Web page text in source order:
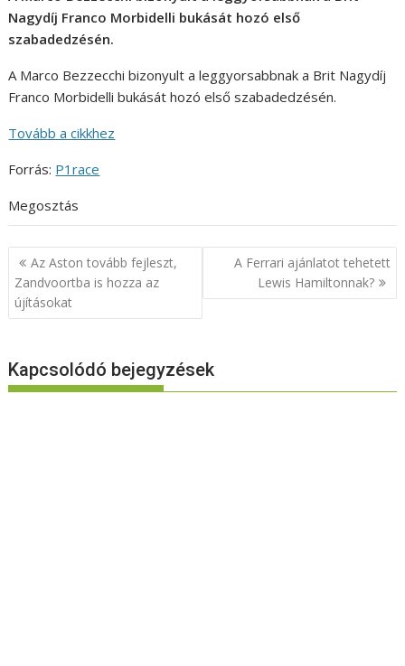
Nagydíj Franco Morbidelli bukását hozó első
szabadedzésén.
A Marco Bezzecchi bizonyult a leggyorsabbnak a Brit Nagydíj
Franco Morbidelli bukását hozó első szabadedzésén.
Tovább a cikkhez
Forrás: P1race
Megosztás
Bejegyzés
navigáció
Az Aston tovább fejleszt,
Zandvoortba is hozza az
újításokat
A Ferrari ajánlatot tehetett
Lewis Hamiltonnak?
Kapcsolódó bejegyzések